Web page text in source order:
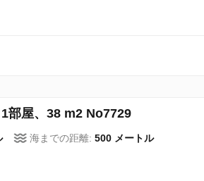
部屋、38 m2 No7729
海までの距離: 500 メートル